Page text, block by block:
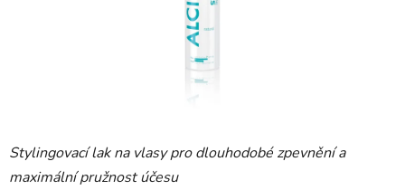
Stylingovací lak na vlasy pro dlouhodobé zpevnění a
maximální pružnost účesu